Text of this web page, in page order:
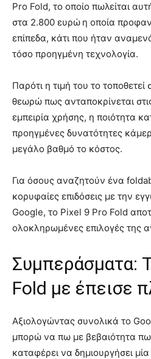
Pro Fold, το οποίο πωλείται
στα 2.800 ευρώ η οποία
επίπεδα, κάτι που ήταν
τόσο προηγμένη τεχνολογία.
Παρότι η τιμή του το
θεωρώ πως ανταποκρίνεται
εμπειρία χρήσης, η ποιότητα
προηγμένες δυνατότητες
μεγάλο βαθμό το κόστος.
Για όσους αναζητούν ένα
κορυφαίες επιδόσεις με την
Google, το Pixel 9 Pro Fold
ολοκληρωμένες επιλογές της
Συμπεράσματα:
Fold με έπεισε
Αξιολογώντας συνολικά το
μπορώ να πω με βεβαιότητα
καταφέρει να δημιουργήσει